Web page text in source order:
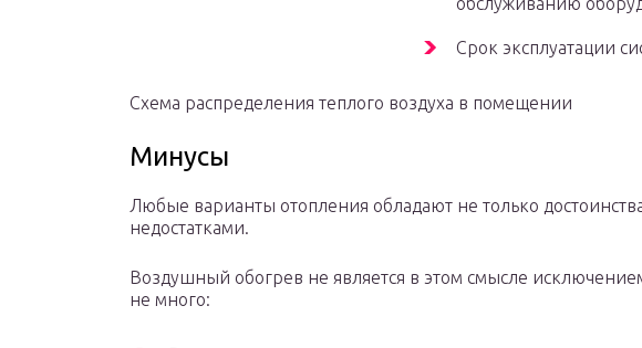
Срок эксплуатации
Схема распределения теплого воздуха в помещении
Минусы
Любые варианты отопления обладают не только
недостатками.
Воздушный обогрев не является в этом смысле
не много: